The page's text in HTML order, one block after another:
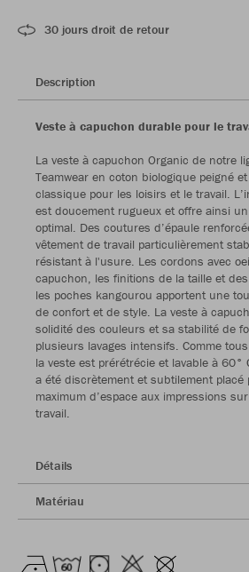
30 jours droit de retour
Description
Veste à capuchon durable pour le
La veste à capuchon Organic de notre
Teamwear en coton biologique peigné
classique pour les loisirs et le travail.
est doucement rugueux et offre ainsi
optimal. Des coutures d’épaule
vêtement de travail particulièrement
résistant à l'usure. Les cordons avec
capuchon, les finitions de la taille et
les poches kangourou apportent une
de confort et de style. La veste à
solidité des couleurs et sa stabilité de
plusieurs lavages intensifs. Comme
la veste est prérétrécie et lavable à 60°
a été discrètement et subtilement placé
maximum d’espace aux impressions
travail.
Détails
Matériau